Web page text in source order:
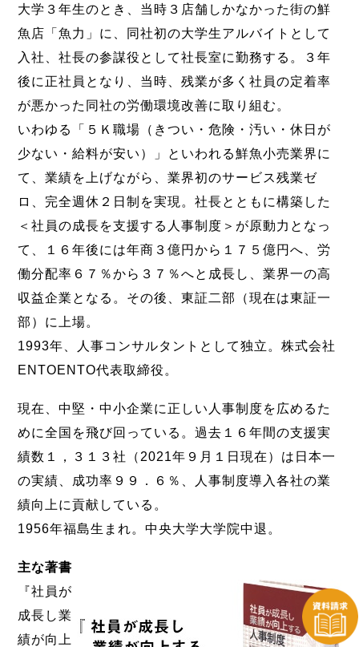
大学３年生のとき、当時３店舗しかなかった街の鮮
魚店「魚力」に、同社初の大学生アルバイトとして
入社、社長の参謀役として社長室に勤務する。３年
後に正社員となり、当時、残業が多く社員の定着率
が悪かった同社の労働環境改善に取り組む。
いわゆる「５Ｋ職場（きつい・危険・汚い・休日が
少ない・給料が安い）」といわれる鮮魚小売業界に
て、業績を上げながら、業界初のサービス残業ゼ
ロ、完全週休２日制を実現。社長とともに構築した
＜社員の成長を支援する人事制度＞が原動力となっ
て、１６年後には年商３億円から１７５億円へ、労
働分配率６７％から３７％へと成長し、業界一の高
収益企業となる。その後、東証二部（現在は東証一
部）に上場。
1993年、人事コンサルタントとして独立。株式会社
ENTOENTO代表取締役。
現在、中堅・中小企業に正しい人事制度を広めるた
めに全国を飛び回っている。過去１６年間の支援実
績数１，３１３社（2021年９月１日現在）は日本一
の実績、成功率９９．６％、人事制度導入各社の業
績向上に貢献している。
1956年福島生まれ。中央大学大学院中退。
主な著書
『社員が
成長し業
績が向上